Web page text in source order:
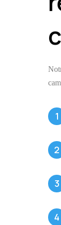
1
2
3
4